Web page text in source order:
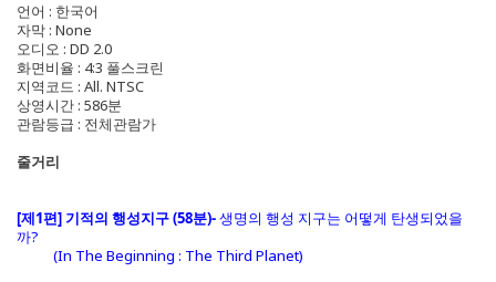
언어 : 한국어
자막 : None
오디오 : DD 2.0
화면비율 : 4:3 풀스크린
지역코드 : All. NTSC
상영시간 : 586분
관람등급 : 전체관람가
줄거리
[제1편] 기적의 행성지구 (58분)-생명의 행성 지구는 어떻게 탄생되었을
까?
(In The Beginning : The Third Planet)